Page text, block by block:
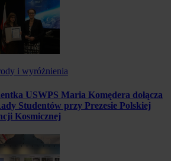
i wyróżnienia
USWPS Maria Komędera dołącza
Studentów przy Prezesie Polskiej
Kosmicznej